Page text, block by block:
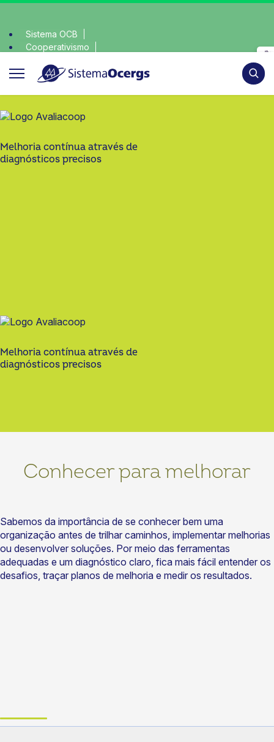
Sistema OCB
Cooperativismo
Melhoria contínua através de
diagnósticos precisos
Melhoria contínua através de
diagnósticos precisos
Conhecer para melhorar
Sabemos da importância de se conhecer bem uma
organização antes de trilhar caminhos, implementar melhorias
ou desenvolver soluções. Por meio das ferramentas
adequadas e um diagnóstico claro, fica mais fácil entender os
desafios, traçar planos de melhoria e medir os resultados.